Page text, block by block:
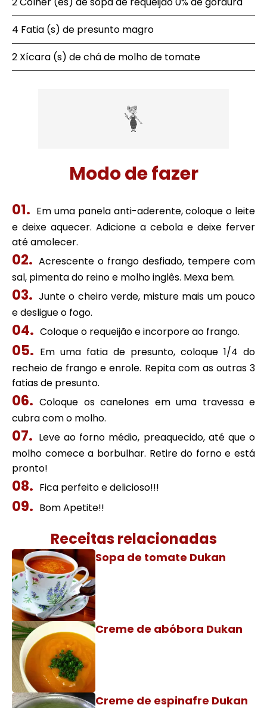
4 Fatia (s) de presunto magro
2 Xícara (s) de chá de molho de tomate
Modo de fazer
Em uma panela anti-aderente, coloque o leite
e deixe aquecer. Adicione a cebola e deixe ferver
até amolecer.
Acrescente o frango desfiado, tempere com
sal, pimenta do reino e molho inglês. Mexa bem.
Junte o cheiro verde, misture mais um pouco
e desligue o fogo.
Coloque o requeijão e incorpore ao frango.
Em uma fatia de presunto, coloque 1/4 do
recheio de frango e enrole. Repita com as outras 3
fatias de presunto.
Coloque os canelones em uma travessa e
cubra com o molho.
Leve ao forno médio, preaquecido, até que o
molho comece a borbulhar. Retire do forno e está
pronto!
Fica perfeito e delicioso!!!
Bom Apetite!!
Receitas relacionadas
Sopa de tomate Dukan
Creme de abóbora Dukan
Creme de espinafre Dukan